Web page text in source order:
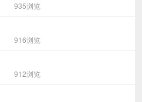
935浏览
916浏览
912浏览